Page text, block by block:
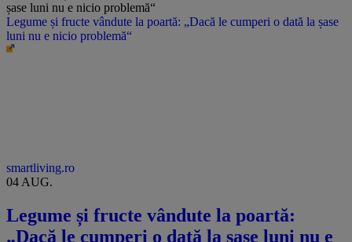
Legume și fructe vândute la poartă: „Dacă le cumperi o dată la șase
luni nu e nicio problemă“
smartliving.ro
04 AUG.
Legume și fructe vândute la poartă:
„Dacă le cumperi o dată la șase luni nu e